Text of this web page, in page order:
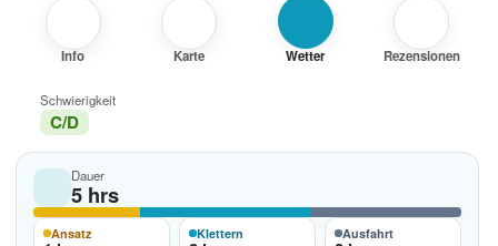
Info Karte Wetter Rezensionen
Schwierigkeit
C/D
Dauer
5 hrs
Ansatz Klettern Ausfahrt